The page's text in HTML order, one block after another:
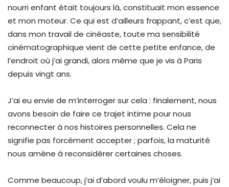
nourri enfant était toujours là, constituait mon essence
et mon moteur. Ce qui est d’ailleurs frappant, c’est que,
dans mon travail de cinéaste, toute ma sensibilité
cinématographique vient de cette petite enfance, de
l’endroit où j’ai grandi, alors même que je vis à Paris
depuis vingt ans.
J’ai eu envie de m’interroger sur cela : finalement, nous
avons besoin de faire ce trajet intime pour nous
reconnecter à nos histoires personnelles. Cela ne
signifie pas forcément accepter ; parfois, la maturité
nous amène à reconsidérer certaines choses.
Comme beaucoup, j’ai d’abord voulu m’éloigner, puis j’ai